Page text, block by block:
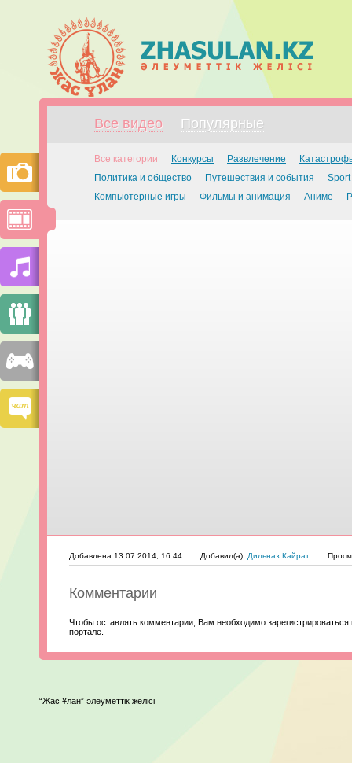
Все видео Популярные
Все категории Конкурсы Развлечение
Политика и общество
Путешествия и события
Sport
Компьютерные игры
Фильмы и анимация Аниме
Добавлена 13.07.2014, 16:44 Добавил(а): Дильназ Кайрат
Комментарии
Чтобы оставлять комментарии, Вам необходимо зарегистрироваться
портале.
“Жас Ұлан” әлеуметтік желісі